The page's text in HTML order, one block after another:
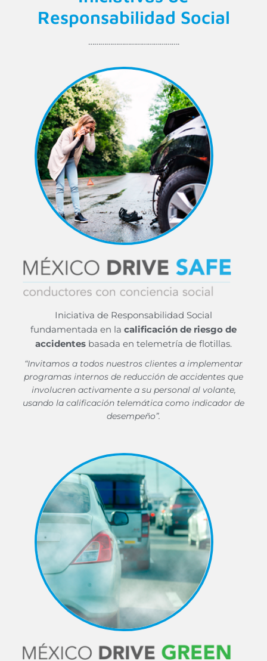
Responsabilidad Social
……………………………………….
Iniciativa de Responsabilidad Social
fundamentada en la calificación de riesgo de
accidentes basada en telemetría de flotillas.
“Invitamos a todos nuestros clientes a implementar
programas internos de reducción de accidentes que
involucren activamente a su personal al volante,
usando la calificación telemática como indicador de
desempeño”.